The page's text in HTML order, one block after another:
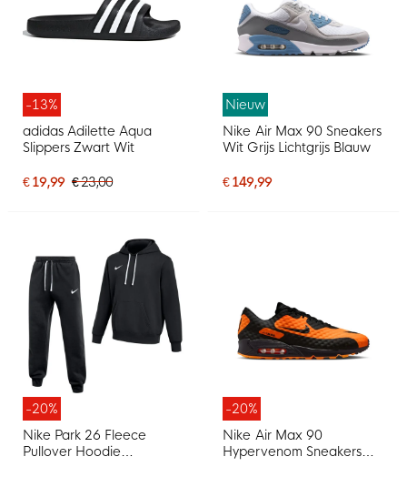
-13%
adidas Adilette Aqua
Slippers Zwart Wit
€ 19,99 € 23,00
Nieuw
Nike Air Max 90 Sneakers
Wit Grijs Lichtgrijs Blauw
€ 149,99
-20%
Nike Park 26 Fleece
Pullover Hoodie
-20%
Nike Air Max 90
Hypervenom Sneakers